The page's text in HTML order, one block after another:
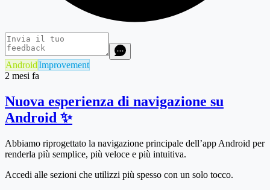
AndroidImprovement
2 mesi fa
Nuova esperienza di navigazione su
Android ✨
Abbiamo riprogettato la navigazione principale dell’app Android per
renderla più semplice, più veloce e più intuitiva.
Accedi alle sezioni che utilizzi più spesso con un solo tocco.